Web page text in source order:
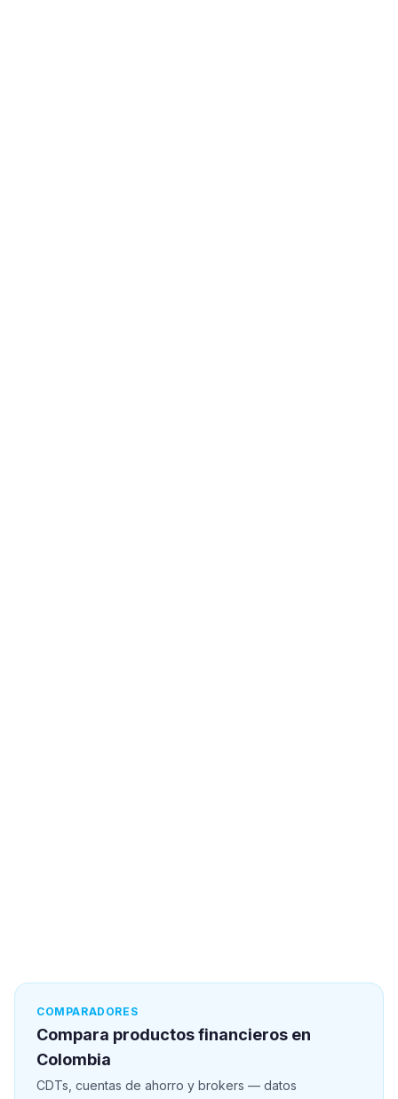
COMPARADORES
Compara productos financieros en
Colombia
CDTs, cuentas de ahorro y brokers — datos